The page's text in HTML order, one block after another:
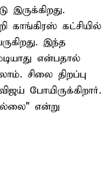
காங்கிரஸ் கட்சியில்
இந்த
என்பதால்
சிலை திறப்பு
போயிருக்கிறார்.
என்று